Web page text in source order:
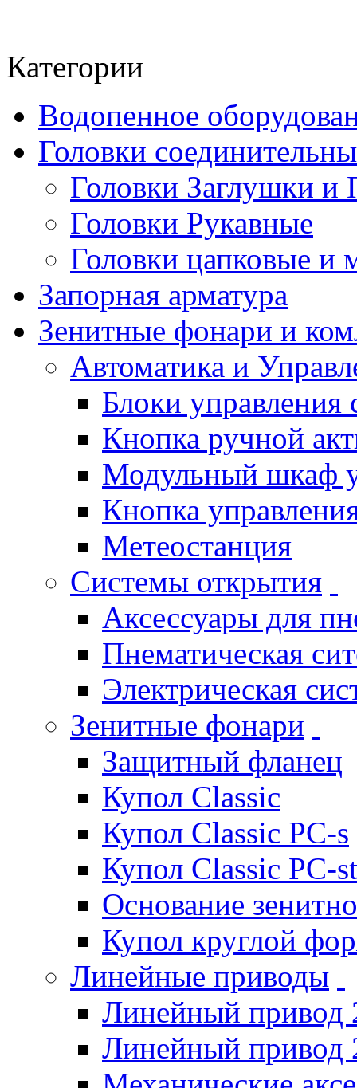
Категории
Водопенное
Головки
Головки Заглушки и
Головки Рукавные
Головки цапковые и
Запорная арматура
Зенитные фонари и
Автоматика и
Блоки
Кнопка ручной
Модульный шкаф
Кнопка
Метеостанция
Системы открытия
Аксессуары для
Пнематическая
Электрическая
Зенитные фонари
Защитный фланец
Купол Classic
Купол Classic PC-s
Купол Classic PC-st
Основание
Купол круглой
Линейные приводы
Линейный привод
Линейный привод